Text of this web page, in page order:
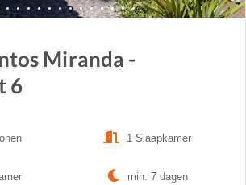
Miranda -
6
1 Slaapkamer
min. 7 dagen